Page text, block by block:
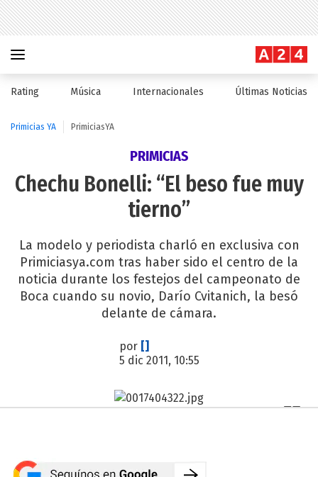
Rating Música Internacionales Últimas Noticias
Primicias YA PrimiciasYA
PRIMICIAS
Chechu Bonelli: “El beso fue muy
tierno”
La modelo y periodista charló en exclusiva con
Primiciasya.com tras haber sido el centro de la
noticia durante los festejos del campeonato de
Boca cuando su novio, Darío Cvitanich, la besó
delante de cámara.
por []
5 dic 2011, 10:55